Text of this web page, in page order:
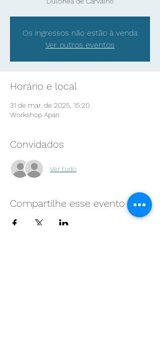
Os ingressos não estão à venda
Ver outros eventos
Horário e local
31 de mar. de 2025, 15:20
Workshop Apan
Convidados
Ver tudo
Compartilhe esse evento